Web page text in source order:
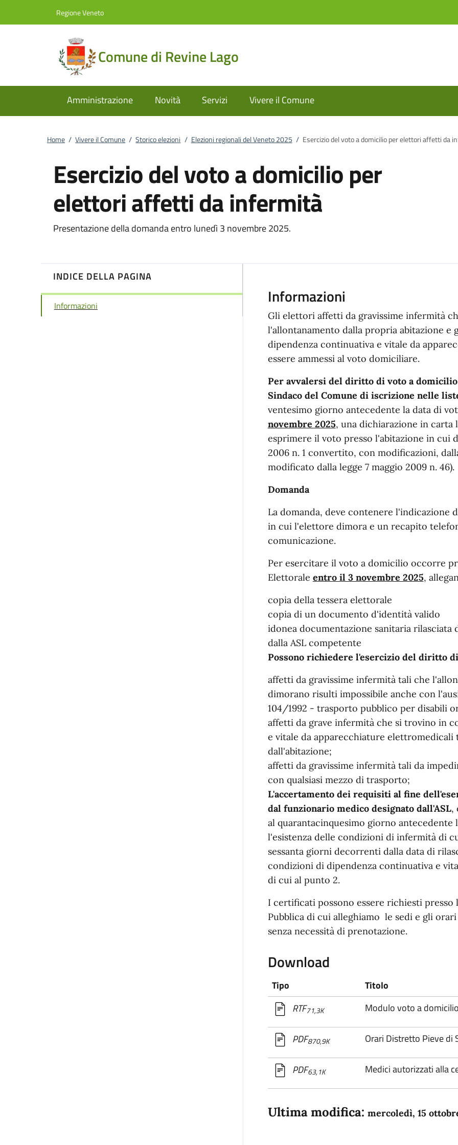
Regione Veneto
Comune di Revine Lago
Amministrazione Novità Servizi Vivere il Comune
Home / Vivere il Comune / Storico elezioni / Elezioni regionali del Veneto 2025 / Esercizio del voto a domicilio per elettori affetti da
Esercizio del voto a domicilio per
elettori affetti da infermità
Presentazione della domanda entro lunedì 3 novembre 2025.
INDICE DELLA PAGINA
Informazioni Informazioni
Gli elettori affetti da gravissime infermità
l'allontanamento dalla propria abitazione
dipendenza continuativa e vitale da
essere ammessi al voto domiciliare.
Per avvalersi del diritto di voto a
Sindaco del Comune di iscrizione nelle
ventesimo giorno antecedente la data di
novembre 2025, una dichiarazione in
esprimere il voto presso l'abitazione in cui
2006 n. 1 convertito, con modificazioni,
modificato dalla legge 7 maggio 2009 n. 46).
Domanda
La domanda, deve contenere
in cui l'elettore dimora e un recapito
comunicazione.
Per esercitare il voto a domicilio occorre
Elettorale entro il 3 novembre 2025,
copia della tessera elettorale
copia di un documento d'identità valido
idonea documentazione sanitaria rilasciata
dalla ASL competente
Possono richiedere l'esercizio del diritto
affetti da gravissime infermità tali che
dimorano risulti impossibile anche con
104/1992 - trasporto pubblico per disabili
affetti da grave infermità che si trovino in
e vitale da apparecchiature
dall'abitazione;
affetti da gravissime infermità tali da
con qualsiasi mezzo di trasporto;
L'accertamento dei requisiti al fine
dal funzionario medico designato dall'ASL,
al quarantacinquesimo giorno antecedente
l'esistenza delle condizioni di infermità di
sessanta giorni decorrenti dalla data di
condizioni di dipendenza continuativa e
di cui al punto 2.
I certificati possono essere richiesti presso
Pubblica di cui alleghiamo le sedi e gli
senza necessità di prenotazione.
Download
Tipo
Titolo
RTF71,3K Modulo voto a
PDF870,9K Orari Distretto Pieve di
PDF63,1K Medici autorizzati alla
Ultima modifica: mercoledì, 15